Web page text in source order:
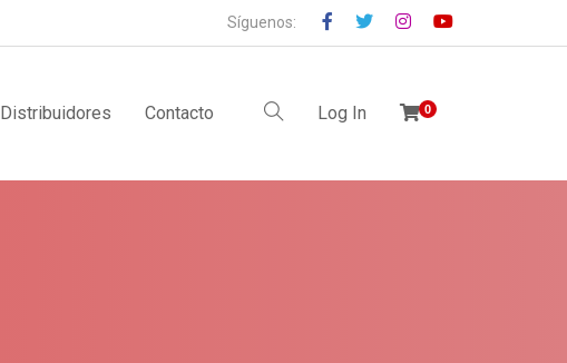
Síguenos:
Distribuidores Contacto Log In 0